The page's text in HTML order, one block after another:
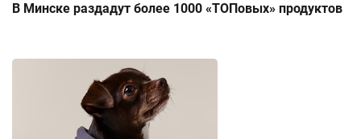
В Минске раздадут более 1000 «ТОПовых» продуктов